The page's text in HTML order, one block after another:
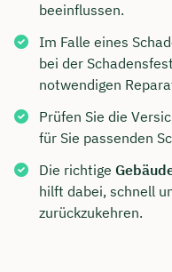
beeinflussen.
Im Falle eines
bei der
notwendigen
Prüfen Sie die
für Sie passenden
Die richtige
hilft dabei, schnell
zurückzukehren.